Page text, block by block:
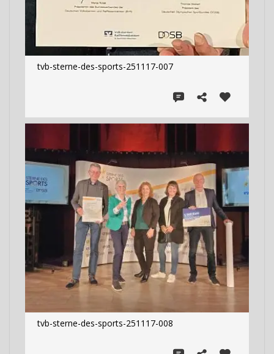
tvb-sterne-des-sports-251117-007
tvb-sterne-des-sports-251117-008